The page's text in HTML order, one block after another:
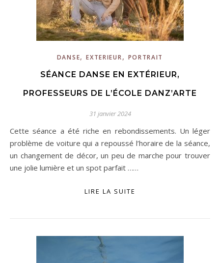
DANSE,EXTERIEUR, PORTRAIT
SÉANCE DANSE EN EXTÉRIEUR,
PROFESSEURS DE L’ÉCOLE DANZ’ARTE
31 janvier 2024
Cette séance a été riche en rebondissements. Un léger
problème de voiture qui a repoussé l’horaire de la séance,
un changement de décor, un peu de marche pour trouver
une jolie lumière et un spot parfait ……
LIRE LA SUITE